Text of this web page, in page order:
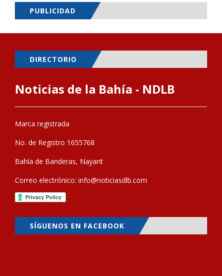
PUBLICIDAD
DIRECTORIO
Noticias de la Bahía - NDLB
Marca registrada
No. de Registro 1655768
Bahía de Banderas, Nayarit
Correo electrónico: info@noticiasdlb.com
SÍGUENOS EN FACEBOOK